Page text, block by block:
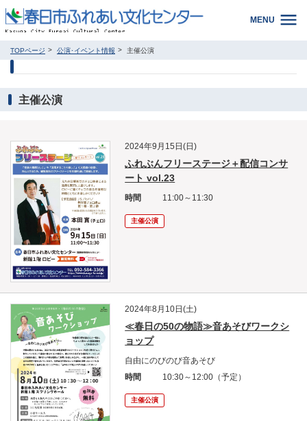
MENU
TOPページ 公演･イベント情報 主催公演
主催公演
2024年9月15日(日)
ふれぶんフリーステージ＋配信コンサ
ート vol.23
時間 11:00～11:30
主催公演
2024年8月10日(土)
≪春日の50の物語≫音あそびワークシ
ョップ
自由にのびのび音あそび
時間
10:30～12:00（予定）
主催公演